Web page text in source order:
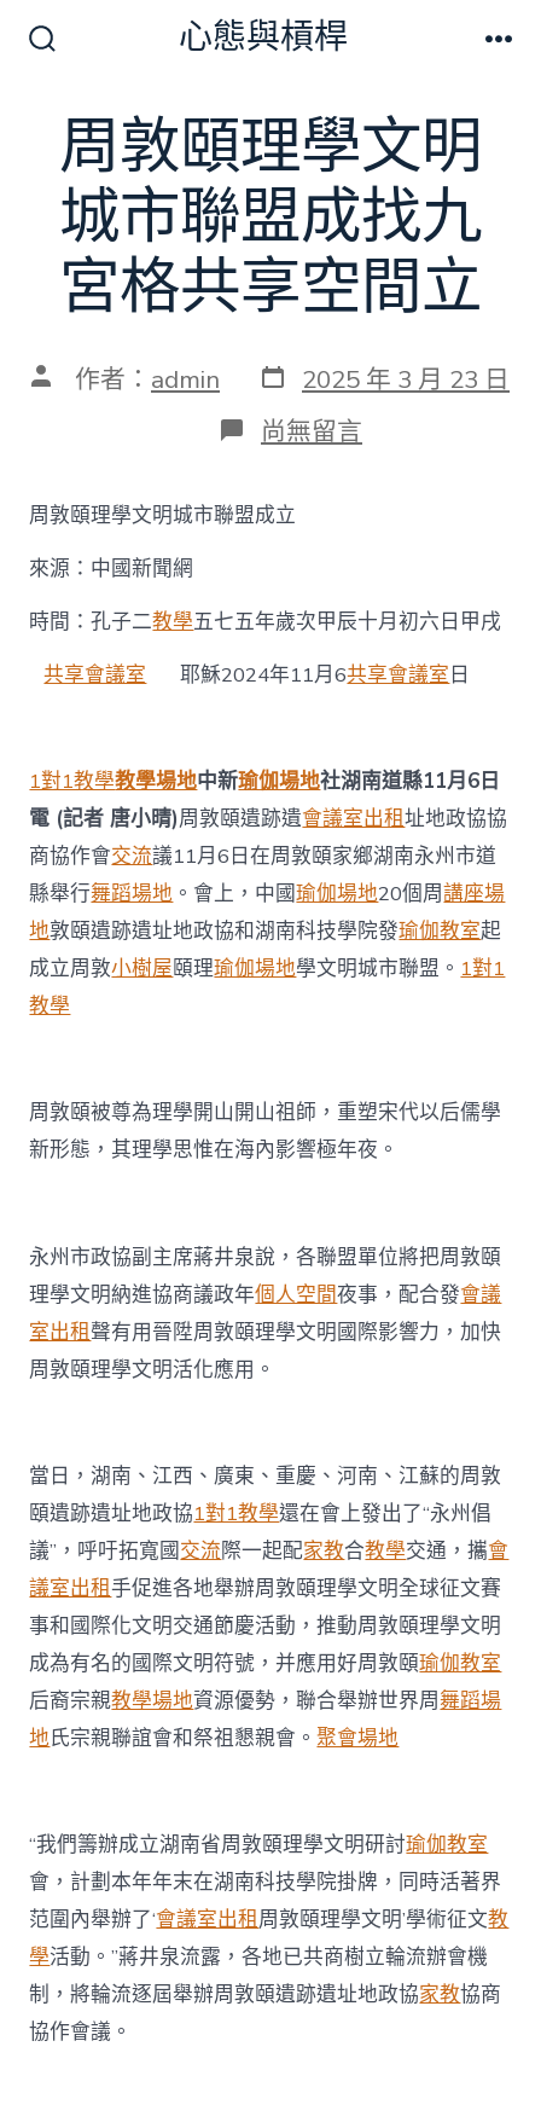
開
心態與槓桿
周敦頤理學文明
城市聯盟成找九
宮格共享空間立
文 作者： admin 發
表
日
期
2025 年 3 月 23 日
在
〈周
頤
理
城
聯
九
宮
格
共
享
空
間
立〉
中
尚無留言
周敦頤理學文明城市聯盟成立
來源：中國新聞網
時間：孔子二教學五七五年歲次甲辰十月初六日甲戌
共享會議室 耶穌2024年11月6共享會議室日
1對1教學教學場地中新瑜伽場地社湖南道縣11月6日
電 (記者 唐小晴)周敦頤遺跡遺會議室出租址地政協協
商協作會交流議11月6日在周敦頤家鄉湖南永州市道
縣舉行舞蹈場地 。會上，中國瑜伽場地20個周講座場
地敦頤遺跡遺址地政協和湖南科技學院發瑜伽教室起
成立周敦小樹屋頤理瑜伽場地學文明城市聯盟。 1對1
教學
周敦頤被尊為理學開山開山祖師，重塑宋代以后儒學
新形態，其理學思惟在海內影響極年夜。
永州市政協副主席蔣井泉說，各聯盟單位將把周敦頤
理學文明納進協商議政年個人空間夜事，配合發會議
室出租聲有用晉陞周敦頤理學文明國際影響力，加快
周敦頤理學文明活化應用。
當日，湖南、江西、廣東、重慶、河南、江蘇的周敦
頤遺跡遺址地政協1對1教學還在會上發出了“永州倡
議”，呼吁拓寬國交流際一起配家教合教學交通，攜會
議室出租手促進各地舉辦周敦頤理學文明全球征文賽
事和國際化文明交通節慶活動，推動周敦頤理學文明
成為有名的國際文明符號，并應用好周敦頤瑜伽教室
后裔宗親教學場地資源優勢，聯合舉辦世界周舞蹈場
地氏宗親聯誼會和祭祖懇親會。聚會場地
“我們籌辦成立湖南省周敦頤理學文明研討瑜伽教室
會，計劃本年年末在湖南科技學院掛牌，同時活著界
范圍內舉辦了‘會議室出租周敦頤理學文明’學術征文教
學活動。”蔣井泉流露，各地已共商樹立輪流辦會機
制，將輪流逐屆舉辦周敦頤遺跡遺址地政協家教協商
協作會議。